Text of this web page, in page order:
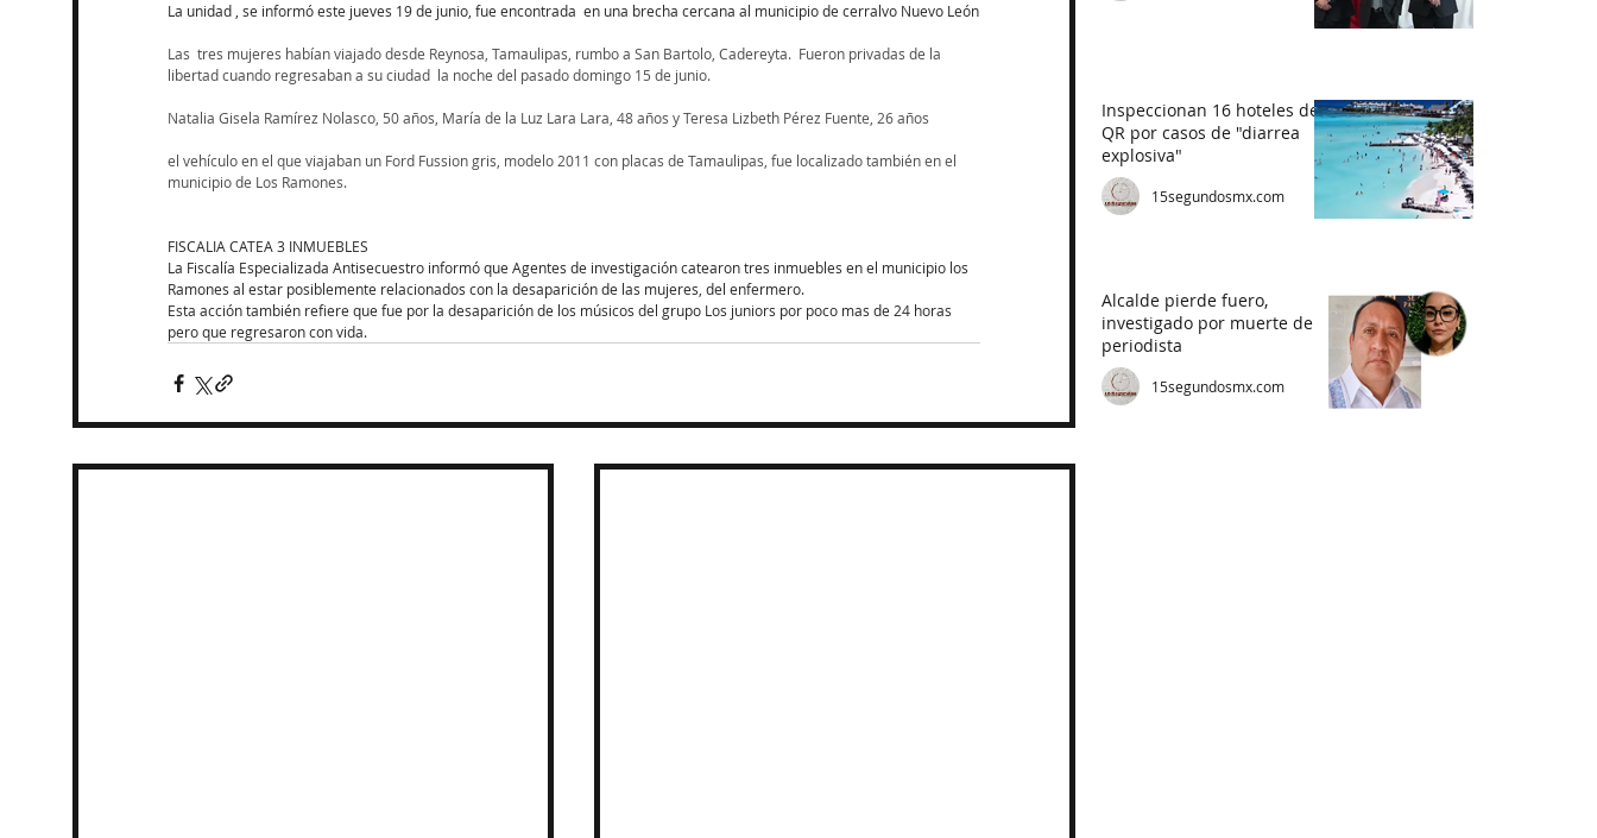
La unidad , se informó este jueves 19 de junio, fue encontrada  en una brecha cercana al municipio de cerralvo Nuevo León
Las  tres mujeres habían viajado desde Reynosa, Tamaulipas, rumbo a San Bartolo, Cadereyta.  Fueron privadas de la
libertad cuando regresaban a su ciudad  la noche del pasado domingo 15 de junio.
Natalia Gisela Ramírez Nolasco, 50 años, María de la Luz Lara Lara, 48 años y Teresa Lizbeth Pérez Fuente, 26 años
el vehículo en el que viajaban un Ford Fussion gris, modelo 2011 con placas de Tamaulipas, fue localizado también en el
municipio de Los Ramones.
FISCALIA CATEA 3 INMUEBLES
La Fiscalía Especializada Antisecuestro informó que Agentes de investigación catearon tres inmuebles en el municipio los
Ramones al estar posiblemente relacionados con la desaparición de las mujeres, del enfermero.
Esta acción también refiere que fue por la desaparición de los músicos del grupo Los juniors por poco mas de 24 horas
pero que regresaron con vida.
Inspeccionan 16 hoteles de
QR por casos de "diarrea
explosiva"
15segundosmx.com
Alcalde pierde fuero,
investigado por muerte de
periodista
15segundosmx.com